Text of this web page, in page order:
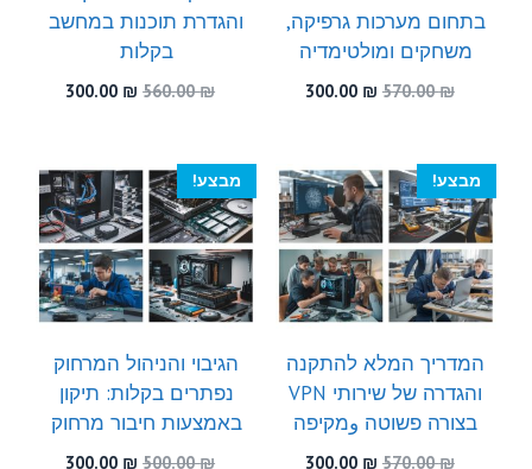
בתחום מערכות גרפיקה,
משחקים ומולטימדיה
570.00₪
המחיר
570.00 ₪.
300.00 ₪
300.00 ₪.
והגדרת תוכנות במחשב
בקלות
560.00₪
המחיר
560.00 ₪.
300.00 ₪
המחיר
300.00 ₪.
מבצע!
המדריך המלא להתקנה
והגדרה של שירותי VPN
בצורה פשוטה وמקיפה
570.00₪
המחיר
300.00 ₪
מבצע!
הגיבוי והניהול המרחוק
נפתרים בקלות: תיקון
באמצעות חיבור מרחוק
500.00₪
המחיר
300.00 ₪
המחיר